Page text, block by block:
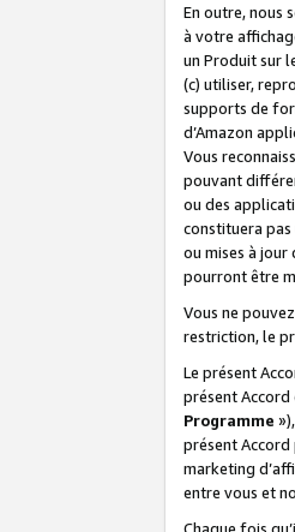
En outre, nous
à votre
un Produit sur
(c) utiliser,
supports de
d’Amazon
Vous
pouvant
ou des
constituera
ou mises à
pourront être
Vous ne
restriction, le
Le présent
présent
Programme
présent Accord
marketing
entre vous et